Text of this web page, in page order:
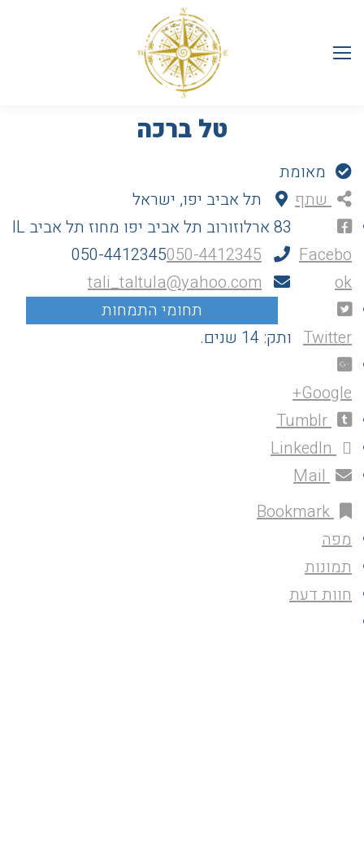
טל ברכה
מאומת
תל אביב יפו, ישראל
83 ארלוזורוב
תל אביב יפו מחוז תל אביב IL
050-4412345050-4412345
tali_taltula@yahoo.com
ותק: 14 שנים.
שתף
Facebo
ok
Twitter
Google+
Tumblr
LinkedIn
Mail
Bookmark
מפה
תמונות
חוות דעת